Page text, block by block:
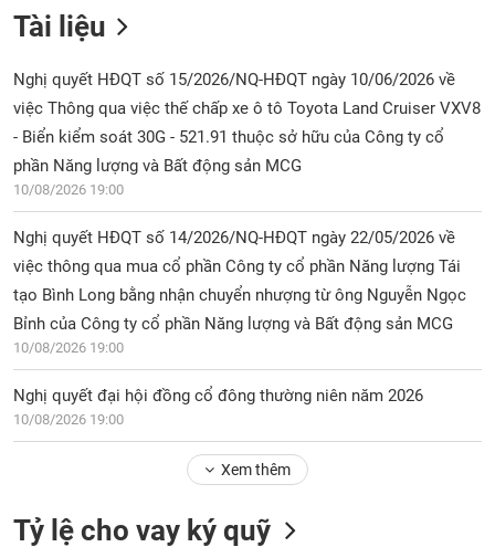
Tài liệu
Nghị quyết HĐQT số 15/2026/NQ-HĐQT ngày 10/06/2026 về
việc Thông qua việc thế chấp xe ô tô Toyota Land Cruiser VXV8
- Biển kiểm soát 30G - 521.91 thuộc sở hữu của Công ty cổ
phần Năng lượng và Bất động sản MCG
10/08/2026 19:00
Nghị quyết HĐQT số 14/2026/NQ-HĐQT ngày 22/05/2026 về
việc thông qua mua cổ phần Công ty cổ phần Năng lượng Tái
tạo Bình Long bằng nhận chuyển nhượng từ ông Nguyễn Ngọc
Bỉnh của Công ty cổ phần Năng lượng và Bất động sản MCG
10/08/2026 19:00
Nghị quyết đại hội đồng cổ đông thường niên năm 2026
10/08/2026 19:00
Xem thêm
Tỷ lệ cho vay ký quỹ